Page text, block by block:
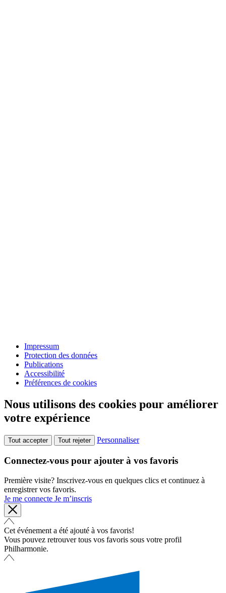
Impressum
Protection des données
Publications
Accessibilité
Préférences de cookies
Nous utilisons des cookies pour améliorer
votre expérience
Tout accepter Tout rejeter Personnaliser
Connectez-vous pour ajouter à vos favoris
Première visite? Inscrivez-vous en quelques clics et continuez à
enregistrer vos favoris.
Je me connecte Je m’inscris
Cet événement a été ajouté à vos favoris!
Vous pouvez retrouver tous vos favoris sous votre profil
Philharmonie.